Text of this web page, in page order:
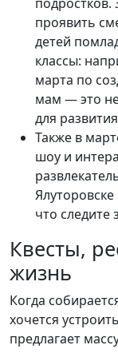
проявить
детей
классы:
марта по
мам — это
для
Также в
шоу и
что следите
Квесты,
жизнь
Когда
хочется
предлагает